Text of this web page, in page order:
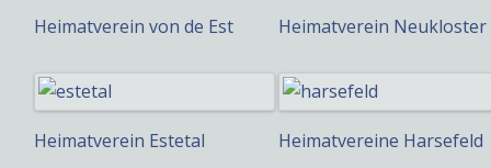
Heimatverein von de Est Heimatverein Neukloster
Heimatverein Estetal Heimatvereine Harsefeld